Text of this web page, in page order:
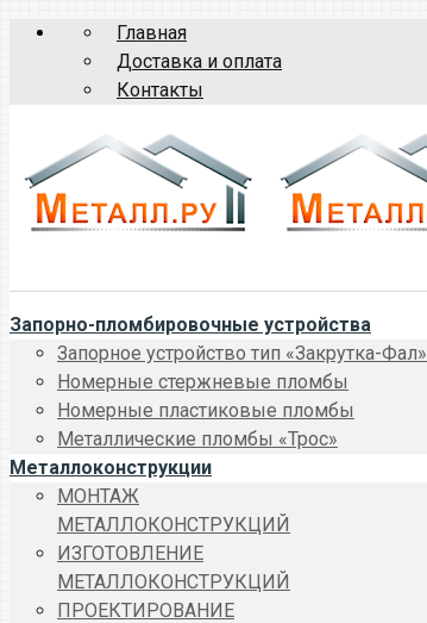
Главная
Доставка и оплата
Контакты
Запорно-пломбировочные устройства
Запорное устройство тип «Закрутка-Фал»
Номерные стержневые пломбы
Номерные пластиковые пломбы
Металлические пломбы «Трос»
Металлоконструкции
МОНТАЖ
МЕТАЛЛОКОНСТРУКЦИЙ
ИЗГОТОВЛЕНИЕ
МЕТАЛЛОКОНСТРУКЦИЙ
ПРОЕКТИРОВАНИЕ